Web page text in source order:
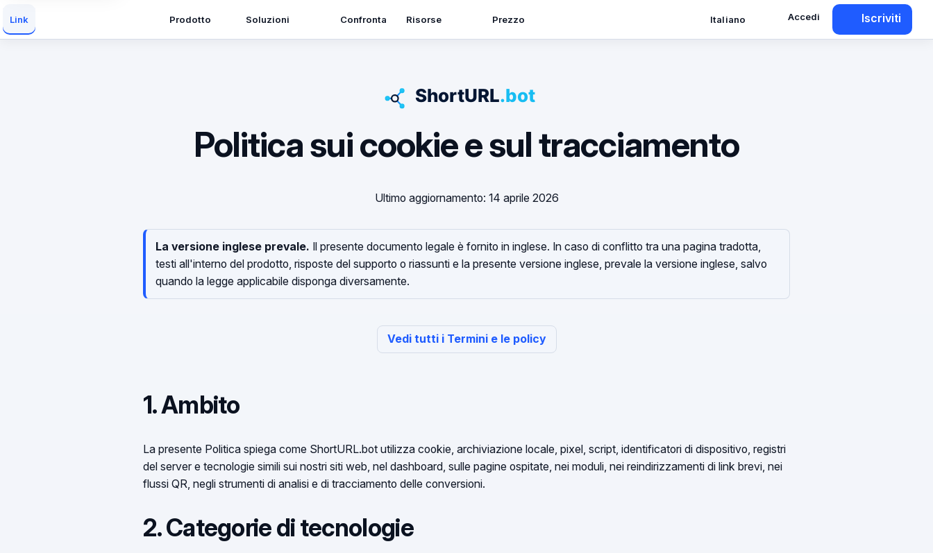
Link Prodotto Soluzioni Confronta Risorse Prezzo Italiano Accedi Iscriviti
Politica sui cookie e sul tracciamento
Ultimo aggiornamento: 14 aprile 2026
La versione inglese prevale. Il presente documento legale è fornito in inglese. In caso di conflitto tra una pagina tradotta,
testi all'interno del prodotto, risposte del supporto o riassunti e la presente versione inglese, prevale la versione inglese, salvo
quando la legge applicabile disponga diversamente.
Vedi tutti i Termini e le policy
1. Ambito
La presente Politica spiega come ShortURL.bot utilizza cookie, archiviazione locale, pixel, script, identificatori di dispositivo, registri
del server e tecnologie simili sui nostri siti web, nel dashboard, sulle pagine ospitate, nei moduli, nei reindirizzamenti di link brevi, nei
flussi QR, negli strumenti di analisi e di tracciamento delle conversioni.
2. Categorie di tecnologie